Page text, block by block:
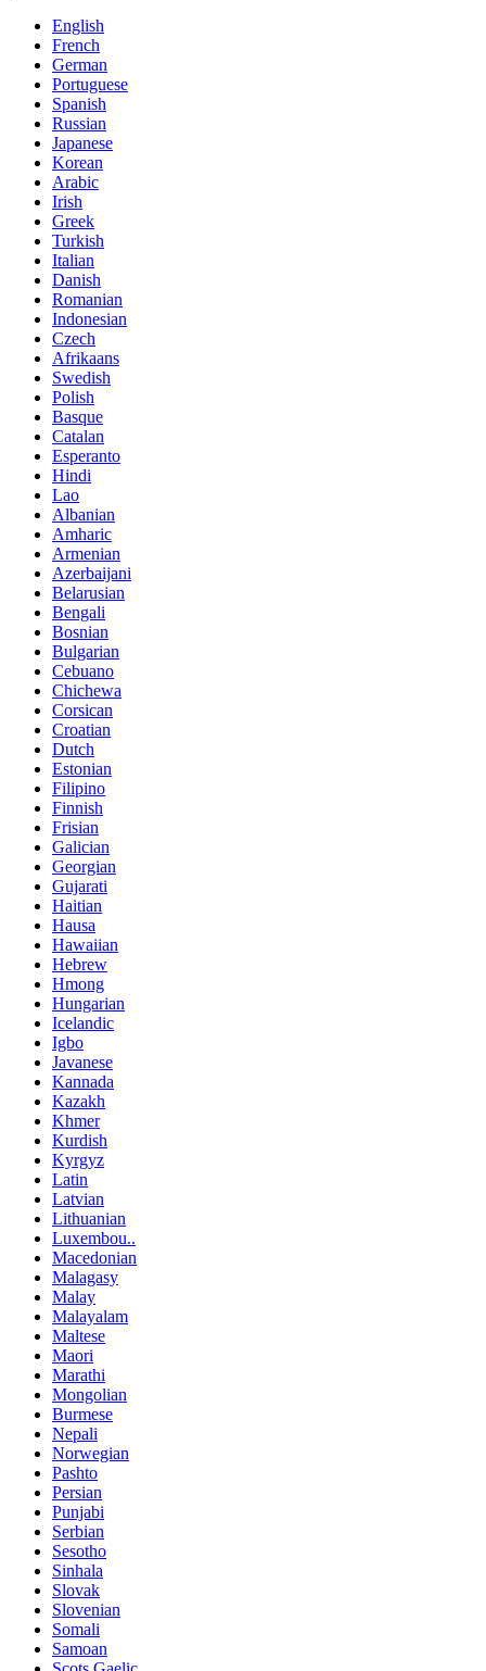
English
French
German
Portuguese
Spanish
Russian
Japanese
Korean
Arabic
Irish
Greek
Turkish
Italian
Danish
Romanian
Indonesian
Czech
Afrikaans
Swedish
Polish
Basque
Catalan
Esperanto
Hindi
Lao
Albanian
Amharic
Armenian
Azerbaijani
Belarusian
Bengali
Bosnian
Bulgarian
Cebuano
Chichewa
Corsican
Croatian
Dutch
Estonian
Filipino
Finnish
Frisian
Galician
Georgian
Gujarati
Haitian
Hausa
Hawaiian
Hebrew
Hmong
Hungarian
Icelandic
Igbo
Javanese
Kannada
Kazakh
Khmer
Kurdish
Kyrgyz
Latin
Latvian
Lithuanian
Luxembou..
Macedonian
Malagasy
Malay
Malayalam
Maltese
Maori
Marathi
Mongolian
Burmese
Nepali
Norwegian
Pashto
Persian
Punjabi
Serbian
Sesotho
Sinhala
Slovak
Slovenian
Somali
Samoan